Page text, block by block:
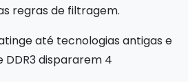
regras de filtragem.